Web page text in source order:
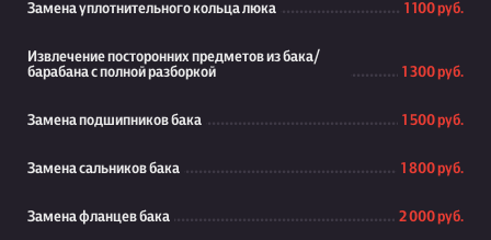
Замена уплотнительного кольца люка 1 100 руб.
Извлечение посторонних предметов из бака/
барабана с полной разборкой
1 300 руб.
Замена подшипников бака 1 500 руб.
Замена сальников бака 1 800 руб.
Замена фланцев бака 2 000 руб.